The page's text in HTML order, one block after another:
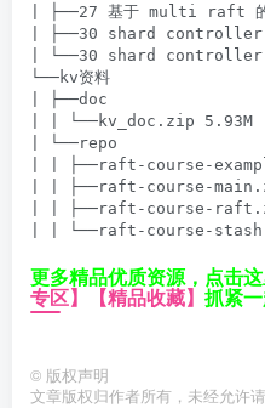
| ├──‍⁣‌‬⁣⁡⁡⁤‍⁢⁤⁡‍⁣‍⁤⁡⁤‬‌‬⁣⁣‍‍‌‍‌⁣‬‬‌⁡⁣⁡⁡⁡⁤27 基于 multi raft 的 shardkv 概述.mp4 586.80M
| ├──‌⁣⁣‌⁤⁡⁣⁣⁤‬‌⁤⁡‌⁤⁡‌‌‍‌⁢‌⁡‬⁢⁣‬⁡⁢‌‌⁢‌‍‬⁡⁤⁣⁣30 shard controller 的状态机处理_1.mp4 272.26M
| └──‌⁣⁣​‌⁤⁡⁣⁣⁤‬‌⁤⁡‌⁤​​⁡‌‌‍‌⁢‌⁡‬​​⁢⁣‬⁡​⁢​‌‌⁢‌​‍‬⁡⁤⁣⁣30 shard controller 的状态机处理_2.mp4 993.64M
└──kv资料
| ├──doc
| | └──kv_doc.zip 5.93M
| └──repo
| | ├──raft-course-
| | ├──raft-course-
| | ├──raft-course-
| | └──raft-course-
更多精品优质资源，点击
专区】 【精品收藏】 抓紧
© 版权声明
文章版权归作者所有，未经允许请